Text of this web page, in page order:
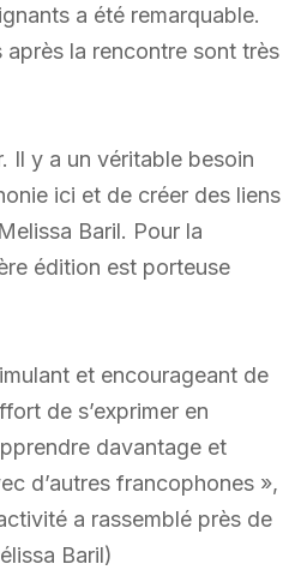
a été remarquable.
après la rencontre sont très
Il y a un véritable besoin
ici et de créer des liens
Baril. Pour la
édition est porteuse
et encourageant de
de s’exprimer en
davantage et
d’autres francophones »,
a rassemblé près de
Baril)